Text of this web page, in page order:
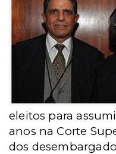
eleitos para
anos na Corte
dos